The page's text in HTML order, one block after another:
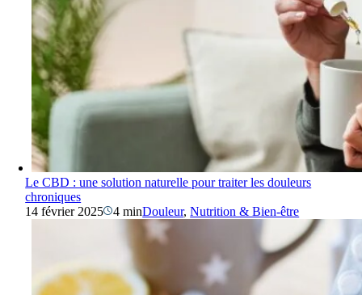
Le CBD : une solution naturelle pour traiter les douleurs
chroniques
14 février 2025
4 minDouleur,Nutrition & Bien-être